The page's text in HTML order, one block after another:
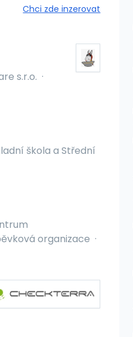
Chci zde inzerovat
s.r.o. ·
škola a Střední
organizace ·